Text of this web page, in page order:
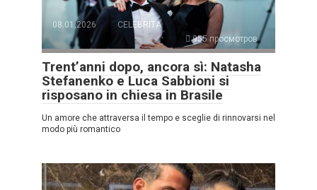
08.01.2026
CELEBRITÀ
955 просмотров
Trent’anni dopo, ancora sì: Natasha
Stefanenko e Luca Sabbioni si
risposano in chiesa in Brasile
Un amore che attraversa il tempo e sceglie di rinnovarsi nel
modo più romantico